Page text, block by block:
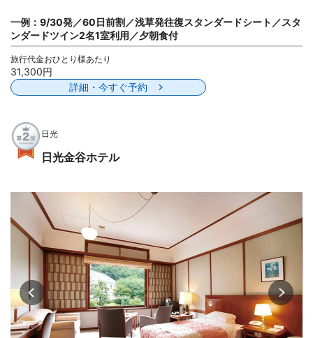
一例：9/30発／60日前割／浅草発往復スタンダードシート／スタ
ンダードツイン2名1室利用／夕朝食付
旅行代金おひとり様あたり
31,300円
詳細・今すぐ予約
日光
日光金谷ホテル